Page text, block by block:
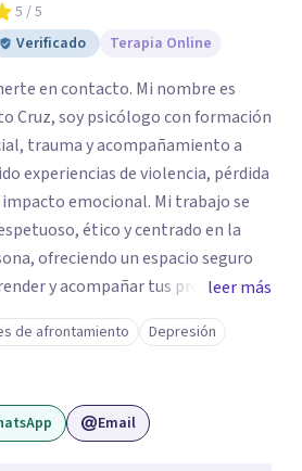
5 / 5
Verificado
Terapia Online
en contacto. Mi nombre es
Cruz, soy psicólogo con formación
trauma y acompañamiento a
experiencias de violencia, pérdida
emocional. Mi trabajo se
ético y centrado en la
ofreciendo un espacio seguro
y acompañar tus procesos
ritmo. Creo firmemente en la
juntos herramientas que
la autonomía y el sentido de
duda y acordar una cita. Un
leer más
de afrontamiento
Depresión
Email